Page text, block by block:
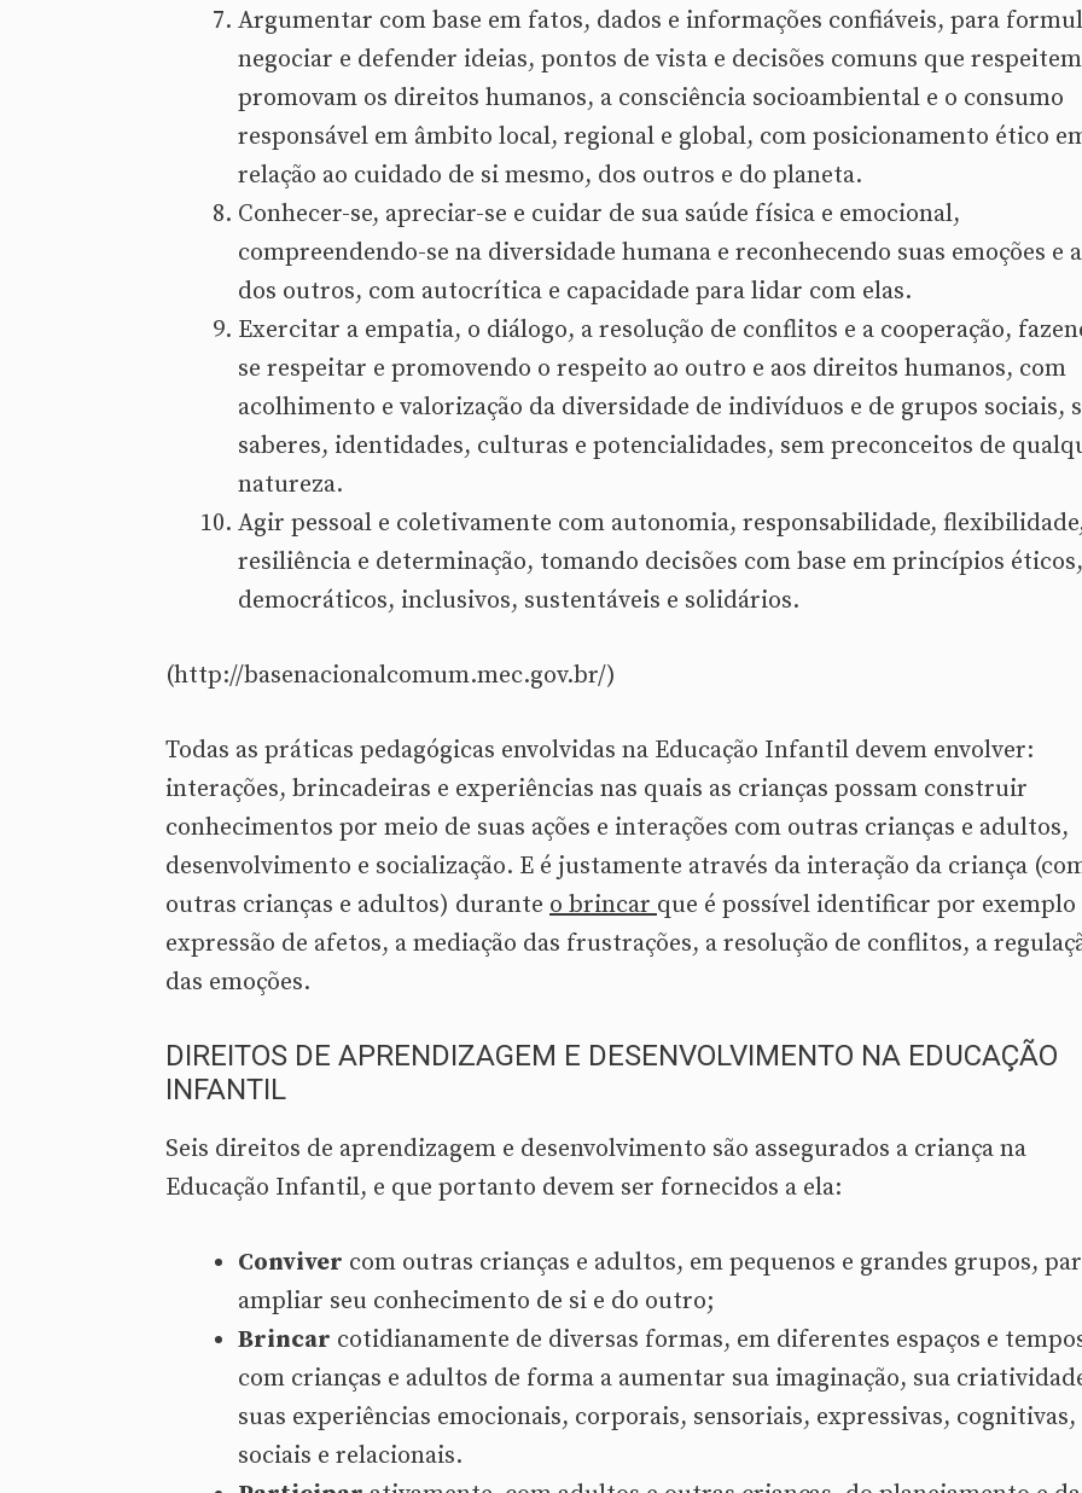
Argumentar com base em fatos, dados e informações confiáveis, para
negociar e defender ideias, pontos de vista e decisões comuns que
promovam os direitos humanos, a consciência socioambiental e o consumo
responsável em âmbito local, regional e global, com posicionamento ético
relação ao cuidado de si mesmo, dos outros e do planeta.
Conhecer-se, apreciar-se e cuidar de sua saúde física e emocional,
compreendendo-se na diversidade humana e reconhecendo suas emoções e
dos outros, com autocrítica e capacidade para lidar com elas.
Exercitar a empatia, o diálogo, a resolução de conflitos e a cooperação,
se respeitar e promovendo o respeito ao outro e aos direitos humanos, com
acolhimento e valorização da diversidade de indivíduos e de grupos sociais,
saberes, identidades, culturas e potencialidades, sem preconceitos de
natureza.
Agir pessoal e coletivamente com autonomia, responsabilidade,
resiliência e determinação, tomando decisões com base em princípios éticos,
democráticos, inclusivos, sustentáveis e solidários.
(http://basenacionalcomum.mec.gov.br/)
Todas as práticas pedagógicas envolvidas na Educação Infantil devem envolver:
interações, brincadeiras e experiências nas quais as crianças possam construir
conhecimentos por meio de suas ações e interações com outras crianças e adultos,
desenvolvimento e socialização. E é justamente através da interação da criança
outras crianças e adultos) durante o brincarque é possível identificar por exemplo
expressão de afetos, a mediação das frustrações, a resolução de conflitos, a
das emoções.
DIREITOS DE APRENDIZAGEM E DESENVOLVIMENTO NA EDUCAÇÃO
INFANTIL
Seis direitos de aprendizagem e desenvolvimento são assegurados a criança na
Educação Infantil, e que portanto devem ser fornecidos a ela:
Conviver com outras crianças e adultos, em pequenos e grandes grupos,
ampliar seu conhecimento de si e do outro;
Brincar cotidianamente de diversas formas, em diferentes espaços e
com crianças e adultos de forma a aumentar sua imaginação, sua
suas experiências emocionais, corporais, sensoriais, expressivas, cognitivas,
sociais e relacionais.